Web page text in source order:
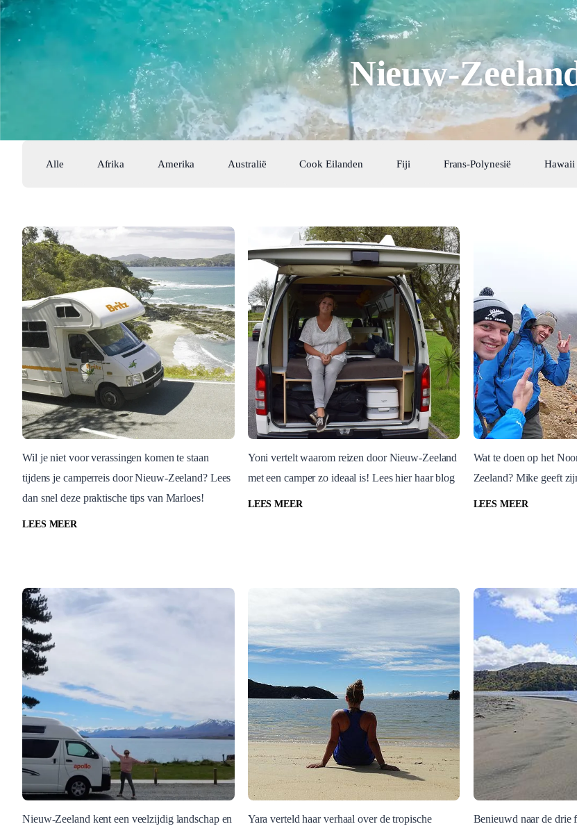
Nieuw-
Alle Afrika Amerika Australië Cook Eilanden Fiji Frans-Polynesië Hawaii
Nieuw-Zeeland
Marloes deelt praktische
tips voor een camperreis
Wil je niet voor verassingen komen te staan
tijdens je camperreis door Nieuw-Zeeland? Lees
dan snel deze praktische tips van Marloes!
LEES MEER
Nieuw-Zeeland
Yoni vertelt over haar
Yoni vertelt waarom reizen door Nieuw-Zeeland
met een camper zo ideaal is! Lees hier haar blog
LEES MEER
Nieuw-Zeeland
Mike geeft
Wat te doen op het
Zeeland? Mike geeft
LEES MEER
Nieuw-Zeeland kent een veelzijdig landschap en
Yara verteld haar verhaal over de tropische
Benieuwd naar de drie